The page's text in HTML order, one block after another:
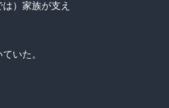
）家族が支え
いた。